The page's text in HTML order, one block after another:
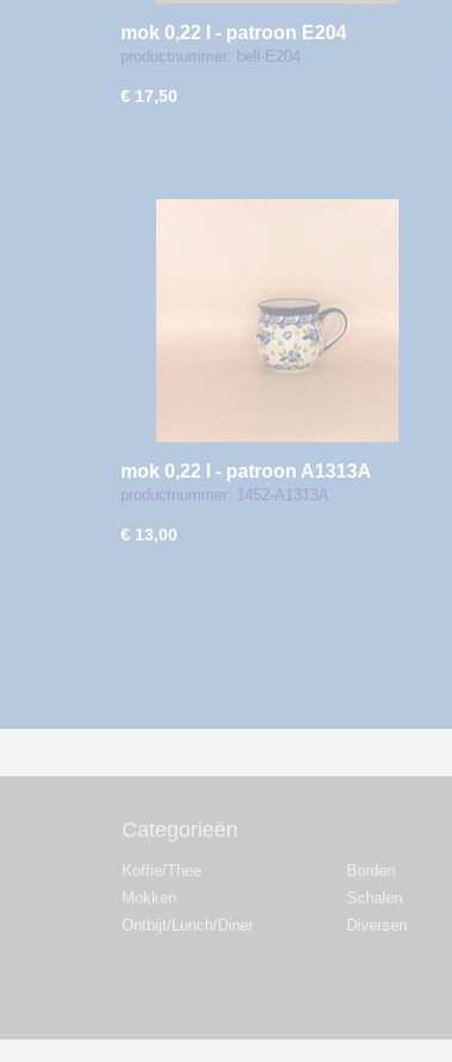
mok 0,22 l - patroon E204
productnummer: bell-E204
€ 17,50
mok 0,22 l - patroon A1313A
productnummer: 1452-A1313A
€ 13,00
Categorieën
Koffie/Thee
Mokken
Ontbijt/Lunch/Diner
Borden
Schalen
Diversen